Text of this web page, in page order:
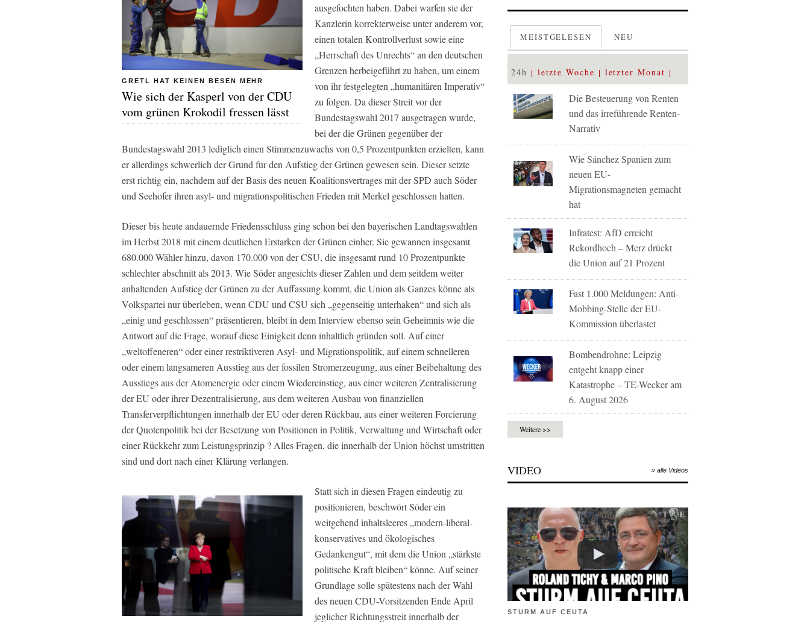
GRETL HAT KEINEN BESEN MEHR
Wie sich der Kasperl von der CDU
vom grünen Krokodil fressen lässt
ausgefochten haben. Dabei warfen sie der
Kanzlerin korrekterweise unter anderem vor,
einen totalen Kontrollverlust sowie eine
„Herrschaft des Unrechts“ an den deutschen
Grenzen herbeigeführt zu haben, um einem
von ihr festgelegten „humanitären Imperativ“
zu folgen. Da dieser Streit vor der
Bundestagswahl 2017 ausgetragen wurde,
bei der die Grünen gegenüber der
Bundestagswahl 2013 lediglich einen Stimmenzuwachs von 0,5 Prozentpunkten erzielten, kann
er allerdings schwerlich der Grund für den Aufstieg der Grünen gewesen sein. Dieser setzte
erst richtig ein, nachdem auf der Basis des neuen Koalitionsvertrages mit der SPD auch Söder
und Seehofer ihren asyl- und migrationspolitischen Frieden mit Merkel geschlossen hatten.
Dieser bis heute andauernde Friedensschluss ging schon bei den bayerischen Landtagswahlen
im Herbst 2018 mit einem deutlichen Erstarken der Grünen einher. Sie gewannen insgesamt
680.000 Wähler hinzu, davon 170.000 von der CSU, die insgesamt rund 10 Prozentpunkte
schlechter abschnitt als 2013. Wie Söder angesichts dieser Zahlen und dem seitdem weiter
anhaltenden Aufstieg der Grünen zu der Auffassung kommt, die Union als Ganzes könne als
Volkspartei nur überleben, wenn CDU und CSU sich „gegenseitig unterhaken“ und sich als
„einig und geschlossen“ präsentieren, bleibt in dem Interview ebenso sein Geheimnis wie die
Antwort auf die Frage, worauf diese Einigkeit denn inhaltlich gründen soll. Auf einer
„weltoffeneren“ oder einer restriktiveren Asyl- und Migrationspolitik, auf einem schnelleren
oder einem langsameren Ausstieg aus der fossilen Stromerzeugung, aus einer Beibehaltung des
Ausstiegs aus der Atomenergie oder einem Wiedereinstieg, aus einer weiteren Zentralisierung
der EU oder ihrer Dezentralisierung, aus dem weiteren Ausbau von finanziellen
Transferverpflichtungen innerhalb der EU oder deren Rückbau, aus einer weiteren Forcierung
der Quotenpolitik bei der Besetzung von Positionen in Politik, Verwaltung und Wirtschaft oder
einer Rückkehr zum Leistungsprinzip ? Alles Fragen, die innerhalb der Union höchst umstritten
sind und dort nach einer Klärung verlangen.
Statt sich in diesen Fragen eindeutig zu
positionieren, beschwört Söder ein
weitgehend inhaltsleeres „modern-liberal-
konservatives und ökologisches
Gedankengut“, mit dem die Union „stärkste
politische Kraft bleiben“ könne. Auf seiner
Grundlage solle spätestens nach der Wahl
des neuen CDU-Vorsitzenden Ende April
jeglicher Richtungsstreit innerhalb der
MEISTGELESEN NEU
24h letzte Woche letzter Monat
Die Besteuerung von Renten
und das irreführende Renten-
Narrativ
Wie Sánchez Spanien zum
neuen EU-
Migrationsmagneten gemacht
hat
Infratest: AfD erreicht
Rekordhoch – Merz drückt
die Union auf 21 Prozent
Fast 1.000 Meldungen: Anti-
Mobbing-Stelle der EU-
Kommission überlastet
Bombendrohne: Leipzig
entgeht knapp einer
Katastrophe – TE-Wecker am
6. August 2026
Weitere >>
VIDEO » alle Videos
STURM AUF CEUTA